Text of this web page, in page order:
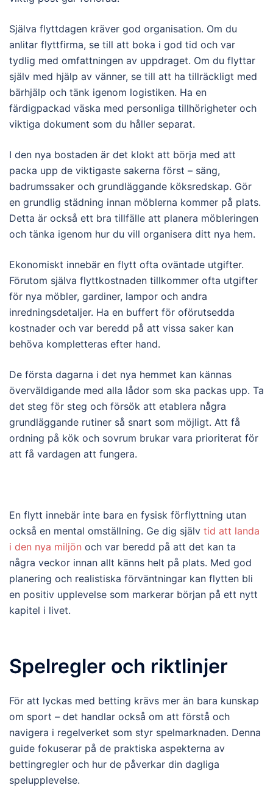
Själva flyttdagen kräver god organisation. Om du
anlitar flyttfirma, se till att boka i god tid och var
tydlig med omfattningen av uppdraget. Om du flyttar
själv med hjälp av vänner, se till att ha tillräckligt med
bärhjälp och tänk igenom logistiken. Ha en
färdigpackad väska med personliga tillhörigheter och
viktiga dokument som du håller separat.
I den nya bostaden är det klokt att börja med att
packa upp de viktigaste sakerna först – säng,
badrumssaker och grundläggande köksredskap. Gör
en grundlig städning innan möblerna kommer på plats.
Detta är också ett bra tillfälle att planera möbleringen
och tänka igenom hur du vill organisera ditt nya hem.
Ekonomiskt innebär en flytt ofta oväntade utgifter.
Förutom själva flyttkostnaden tillkommer ofta utgifter
för nya möbler, gardiner, lampor och andra
inredningsdetaljer. Ha en buffert för oförutsedda
kostnader och var beredd på att vissa saker kan
behöva kompletteras efter hand.
De första dagarna i det nya hemmet kan kännas
överväldigande med alla lådor som ska packas upp. Ta
det steg för steg och försök att etablera några
grundläggande rutiner så snart som möjligt. Att få
ordning på kök och sovrum brukar vara prioriterat för
att få vardagen att fungera.
En flytt innebär inte bara en fysisk förflyttning utan
också en mental omställning. Ge dig själv tid att landa
i den nya miljön och var beredd på att det kan ta
några veckor innan allt känns helt på plats. Med god
planering och realistiska förväntningar kan flytten bli
en positiv upplevelse som markerar början på ett nytt
kapitel i livet.
Spelregler och riktlinjer
För att lyckas med betting krävs mer än bara kunskap
om sport – det handlar också om att förstå och
navigera i regelverket som styr spelmarknaden. Denna
guide fokuserar på de praktiska aspekterna av
bettingregler och hur de påverkar din dagliga
spelupplevelse.